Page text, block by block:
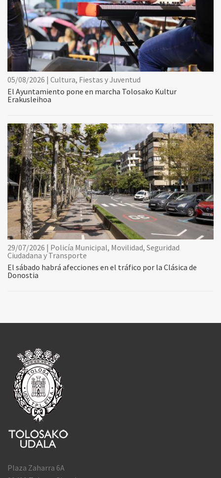
05/08/2026 | Cultura, Fiestas y Juventud
El Ayuntamiento pone en marcha Tolosako Kultur
Erakusleihoa
29/07/2026 | Policía Municipal, Movilidad, Seguridad
Ciudadana y Transporte
El sábado habrá afecciones en el tráfico por la Clásica de
Donostia
Plaza Zaharra 6A